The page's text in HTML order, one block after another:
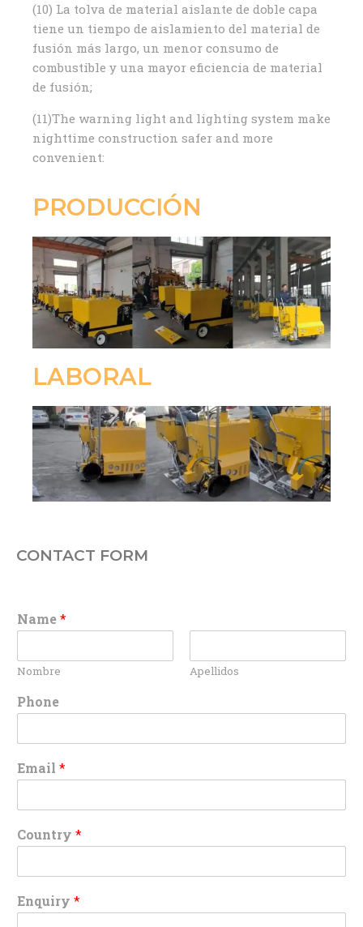
(10) La tolva de material aislante de doble capa
tiene un tiempo de aislamiento del material de
fusión más largo, un menor consumo de
combustible y una mayor eficiencia de material
de fusión;
(11)The warning light and lighting system make
nighttime construction safer and more
convenient:
PRODUCCIÓN
LABORAL
CONTACT FORM
Name*
Nombre Apellidos
Phone
Email *
Country *
Enquiry *